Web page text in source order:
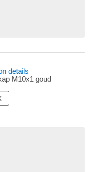
details
M10x1 goud